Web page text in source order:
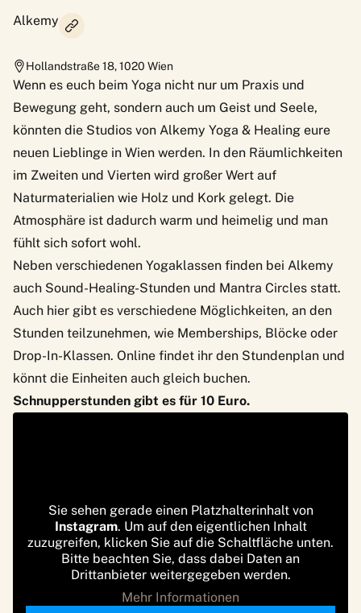
Alkemy
Hollandstraße 18,1020 Wien
Wenn es euch beim Yoga nicht nur um Praxis und
Bewegung geht, sondern auch um Geist und Seele,
könnten die Studios von Alkemy Yoga & Healing eure
neuen Lieblinge in Wien werden. In den Räumlichkeiten
im Zweiten und Vierten wird großer Wert auf
Naturmaterialien wie Holz und Kork gelegt. Die
Atmosphäre ist dadurch warm und heimelig und man
fühlt sich sofort wohl.
Neben verschiedenen Yogaklassen finden bei Alkemy
auch Sound-Healing-Stunden und Mantra Circles statt.
Auch hier gibt es verschiedene Möglichkeiten, an den
Stunden teilzunehmen, wie Memberships, Blöcke oder
Drop-In-Klassen. Online findet ihr den Stundenplan und
könnt die Einheiten auch gleich buchen.
Schnupperstunden gibt es für 10 Euro.
Sie sehen gerade einen Platzhalterinhalt von
Instagram. Um auf den eigentlichen Inhalt
zuzugreifen, klicken Sie auf die Schaltfläche unten.
Bitte beachten Sie, dass dabei Daten an
Drittanbieter weitergegeben werden.
Mehr Informationen